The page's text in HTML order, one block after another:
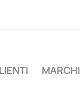
MARCHI